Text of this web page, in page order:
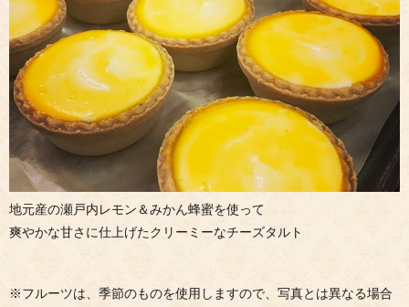
地元産の瀬戸内レモン＆みかん蜂蜜を使って
爽やかな甘さに仕上げたクリーミーなチーズタルト
※フルーツは、季節のものを使用しますので、写真とは異なる場合